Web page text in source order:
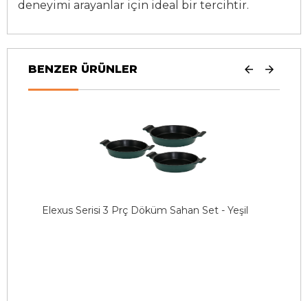
deneyimi arayanlar için ideal bir tercihtir.
BENZER ÜRÜNLER
Elexus Serisi 3 Prç Döküm Sahan Set - Yeşil